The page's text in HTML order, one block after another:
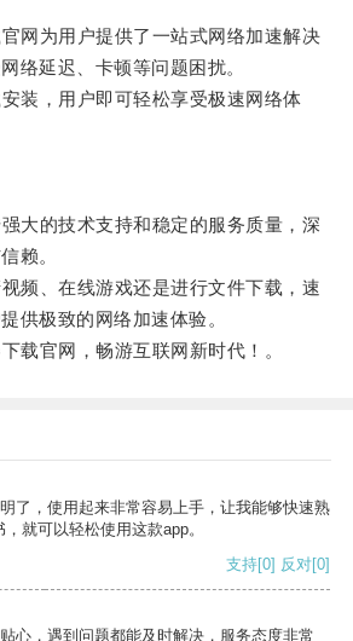
为用户提供了一站式网络加速解决
络延迟、卡顿等问题困扰。
，用户即可轻松享受极速网络体
的技术支持和稳定的服务质量，深
赖。
、在线游戏还是进行文件下载，速
供极致的网络加速体验。
官网，畅游互联网新时代！。
了，使用起来非常容易上手，让我能够快速熟
就可以轻松使用这款app。
支持[0] 反对[0]
心，遇到问题都能及时解决，服务态度非常